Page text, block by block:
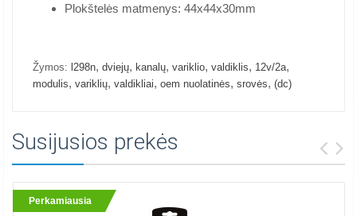
Plokštelės matmenys: 44x44x30mm
Žymos: l298n, dviejų, kanalų, variklio, valdiklis, 12v/2a,
modulis, variklių, valdikliai, oem nuolatinės, srovės, (dc)
Susijusios prekės
Perkamiausia